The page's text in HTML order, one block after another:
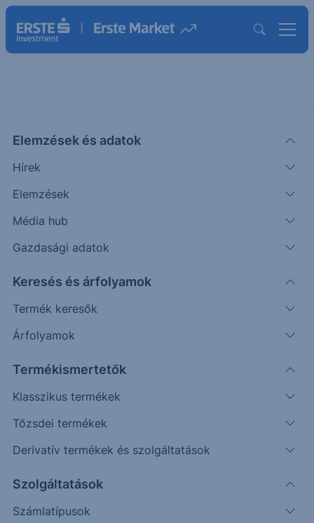
Elemzések és adatok
Hírek
Elemzések
Média hub
Gazdasági adatok
Keresés és árfolyamok
Termék keresők
Árfolyamok
Termékismertetők
Klasszikus termékek
Tőzsdei termékek
Derivatív termékek és szolgáltatások
Szolgáltatások
Számlatípusok
K(USA)
Kellogg Inc.
83.45
Időpont: 25.12.10. 22:00
Előző záró:
83.45
Árfolyamértesítő rögzítése
További információk kérése